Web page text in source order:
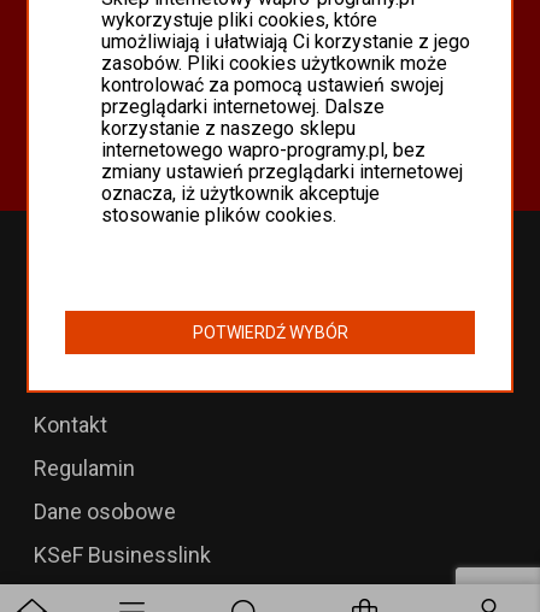
SYSTEM SCANMAG
Oferta
Programy Asseco WAPRO
Odnowienia 365 i aktualizacje
Programy WAPRO
Kontakt
Regulamin
Dane osobowe
KSeF Businesslink
wykorzystuje pliki cookies, które
umożliwiają i ułatwiają Ci korzystanie z jego
zasobów. Pliki cookies użytkownik może
kontrolować za pomocą ustawień swojej
przeglądarki internetowej. Dalsze
korzystanie z naszego sklepu
internetowego wapro-programy.pl, bez
zmiany ustawień przeglądarki internetowej
oznacza, iż użytkownik akceptuje
stosowanie plików cookies.
POTWIERDŹ WYBÓR